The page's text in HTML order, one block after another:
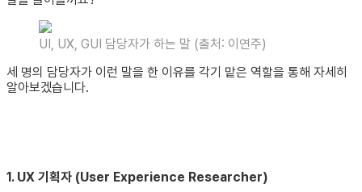
UI, UX, GUI 담당자가 하는 말 (출처: 이연주)
세 명의 담당자가 이런 말을 한 이유를 각기 맡은 역할을 통해 자세히
알아보겠습니다.
1. UX 기획자 (User Experience Researcher)